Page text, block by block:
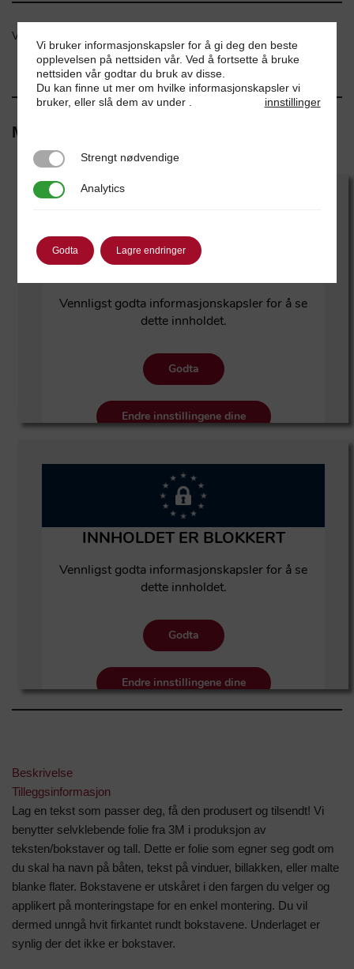
Varenummer:
Monteringsfilmer
Beskrivelse
Tilleggsinformasjon
Lag en tekst som passer deg, få den produsert og tilsendt! Vi
benytter selvklebende folie fra 3M i produksjon av
teksten/bokstaver og tall. Dette er folie som egner seg godt om
du skal ha navn på båten, tekst på vinduer, billakken, eller malte
blanke flater. Bokstavene er utskåret i den fargen du velger og
applikert på monteringstape for en enkel montering. Du vil
dermed unngå hvit firkantet rundt bokstavene. Underlaget er
synlig der det ikke er bokstaver.
Vi bruker informasjonskapsler for å gi deg den beste
opplevelsen på nettsiden vår. Ved å fortsette å bruke
nettsiden vår godtar du bruk av disse.
Du kan finne ut mer om hvilke informasjonskapsler vi
bruker, eller slå dem av under
innstillinger
Strengt nødvendige
Strengt nødvendige
Analytics Analytics
Godta Lagre endringer